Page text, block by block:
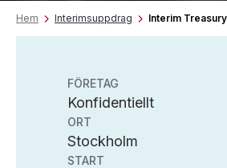
Hem Interimsuppdrag Interim
FÖRETAG
Konfidentiellt
ORT
Stockholm
START